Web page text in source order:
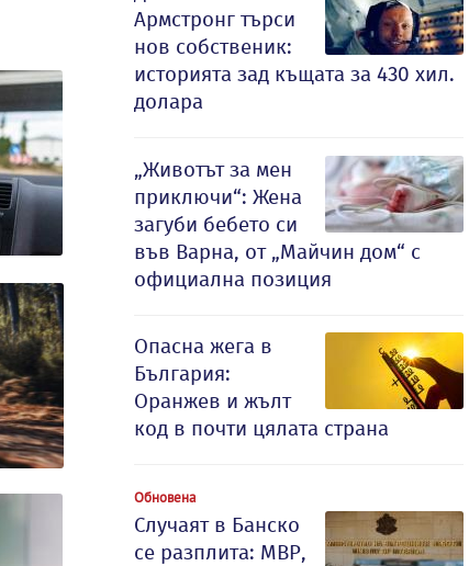
Армстронг търси
нов собственик:
историята зад къщата за 430 хил.
долара
„Животът за мен
приключи“: Жена
загуби бебето си
във Варна, от „Майчин дом“ с
официална позиция
Опасна жега в
България:
Оранжев и жълт
код в почти цялата страна
Обновена
Случаят в Банско
се разплита: МВР,